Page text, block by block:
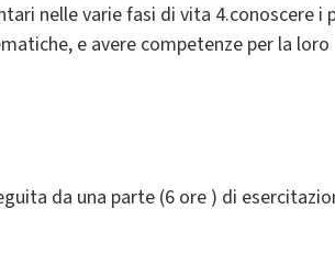
nelle varie fasi di vita 4.conoscere i
e avere competenze per la loro
da una parte (6 ore ) di